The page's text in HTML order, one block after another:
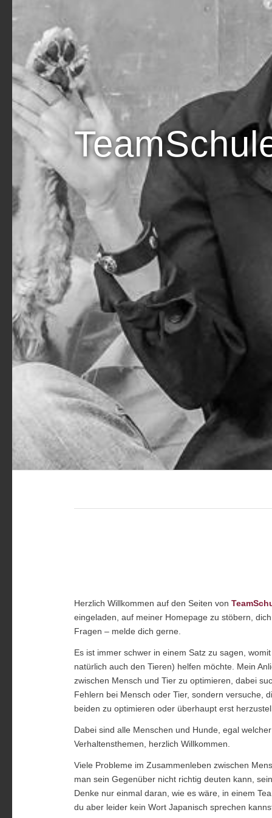
Herzlich Willkommen auf den Seiten von
eingeladen, auf meiner Homepage zu stöbern,
Fragen – melde dich gerne.
Es ist immer schwer in einem Satz zu sagen,
natürlich auch den Tieren) helfen möchte. Mein
zwischen Mensch und Tier zu optimieren, dabei
Fehlern bei Mensch oder Tier, sondern versuche,
beiden zu optimieren oder überhaupt erst
Dabei sind alle Menschen und Hunde, egal
Verhaltensthemen, herzlich Willkommen.
Viele Probleme im Zusammenleben zwischen
man sein Gegenüber nicht richtig deuten kann,
Denke nur einmal daran, wie es wäre, in einem
du aber leider kein Wort Japanisch sprechen